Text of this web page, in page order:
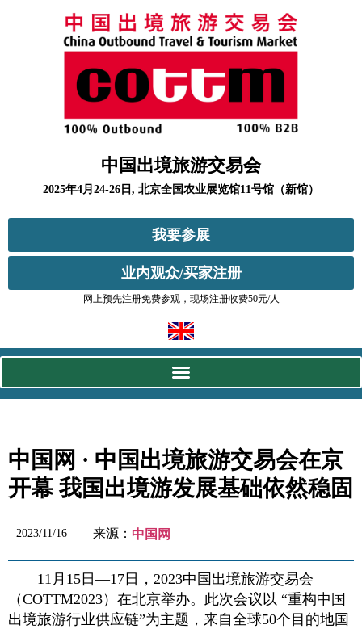
中国出境旅游交易会
2025年4月24-26日, 北京全国农业展览馆11号馆（新馆）
我要参展
业内观众/买家注册
网上预先注册免费参观，现场注册收费50元/人
中国网 · 中国出境旅游交易会在京
开幕 我国出境游发展基础依然稳固
2023/11/16 来源： 中国网
11月15日—17日，2023中国出境旅游交易会
（COTTM2023）在北京举办。此次会议以 “重构中国
出境旅游行业供应链”为主题，来自全球50个目的地国